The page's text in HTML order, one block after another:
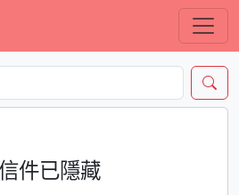
件已隱藏